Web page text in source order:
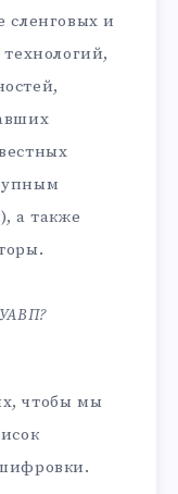
сленговых и
а также
чтобы мы